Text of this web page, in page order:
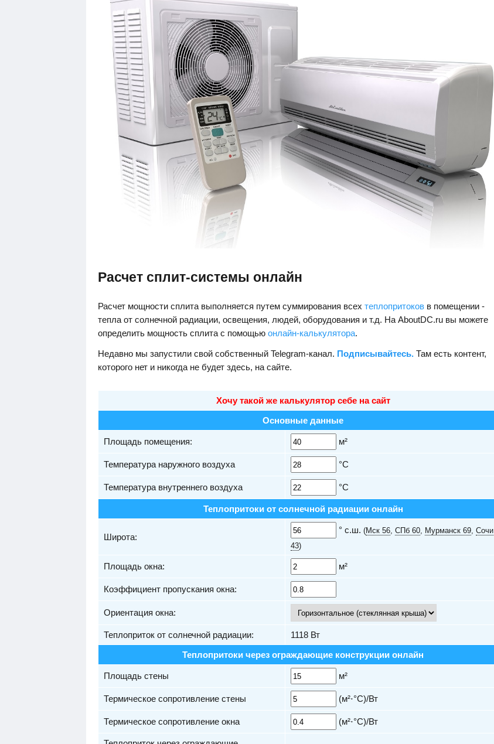
Расчет сплит-системы онлайн
Расчет мощности сплита выполняется путем суммирования всех теплопритоков в помещении -
тепла от солнечной радиации, освещения, людей, оборудования и т.д. На AboutDC.ru вы можете
определить мощность сплита с помощью онлайн-калькулятора.
Недавно мы запустили свой собственный Telegram-канал. Подписывайтесь. Там есть контент,
которого нет и никогда не будет здесь, на сайте.
Хочу такой же калькулятор себе на сайт
Основные данные
Площадь помещения: м²
Температура наружного воздуха °C
Температура внутреннего воздуха °C
Теплопритоки от солнечной радиации онлайн
Широта:
° с.ш. (Мск 56 СПб 60 Мурманск 69 Сочи
43)
Площадь окна: м²
Коэффициент пропускания окна:
Ориентация окна:
Теплоприток от солнечной радиации: 1118 Вт
Теплопритоки через ограждающие конструкции онлайн
Площадь стены м²
Термическое сопротивление стены (м²⋅°C)/Вт
Термическое сопротивление окна (м²⋅°C)/Вт